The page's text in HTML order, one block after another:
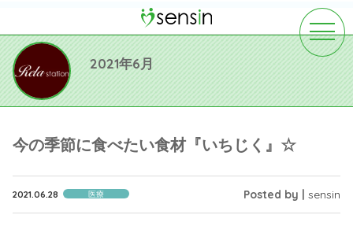
toggle
2021年6月
今の季節に食べたい食材『いちじく』☆
2021.06.28 医療 Posted by | sensin